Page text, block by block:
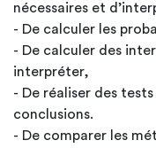
nécessaires et
- De calculer les
- De calculer des
interpréter,
- De réaliser des
conclusions.
- De comparer les